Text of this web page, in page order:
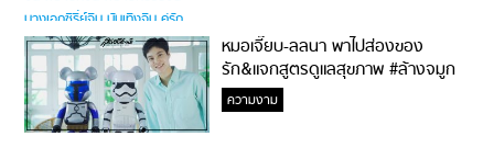
หมอเจี๊ยบ-ลลนา พาไปส่องของ
รัก&แจกสูตรดูแลสุขภาพ #ล้างจมูก
ไม่ยากจะสอนให้
ความงาม